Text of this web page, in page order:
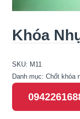
Khóa
SKU: M11
Danh mục: Chốt khóa